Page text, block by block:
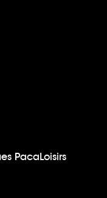
PacaLoisirs